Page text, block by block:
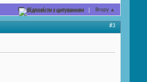
Відповісти з цитуванням Вгору ▲
#3